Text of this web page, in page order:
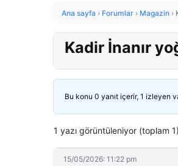
Ana sayfa › Forumlar › Magazin ›
Kadir İnanır
Bu konu 0 yanıt içerir, 1 izleyen
1 yazı görüntüleniyor (toplam 1)
15/05/2026: 11:22 pm